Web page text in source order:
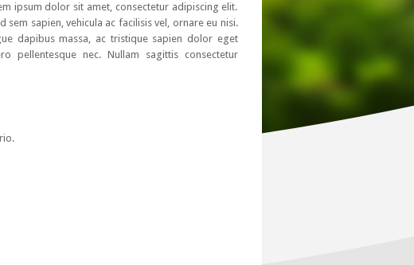
ipsum dolor sit amet, consectetur adipiscing elit.
sem sapien, vehicula ac facilisis vel, ornare eu nisi.
dapibus massa, ac tristique sapien dolor eget
pellentesque nec. Nullam sagittis consectetur